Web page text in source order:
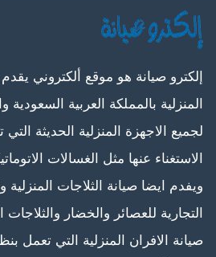
إلكترو صيانة هو موقع ألكتروني
المنزلية بالمملكة العربية
لجميع الاجهزة المنزلية الحديثة التي
الاستغناء عنها مثل الغسالات
ويفدم ايضا صيانة الثلاجات المنزلية
التجارية للعصائر والخضار
صيانة الافران المنزلية التي تعمل